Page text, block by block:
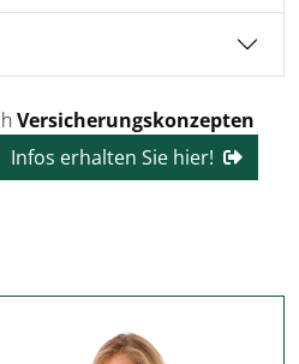
Versicherungskonzepten
Infos erhalten Sie hier!